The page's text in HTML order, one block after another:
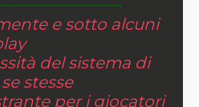
e sotto alcuni
del sistema di
stesse
per i giocatori